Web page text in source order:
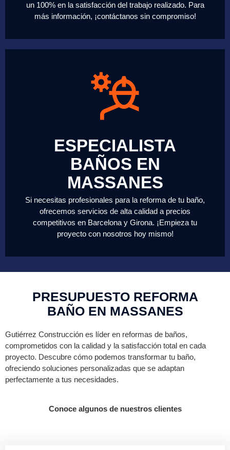
un 100% en la satisfacción del trabajo realizado. Para
más información, ¡contáctanos sin compromiso!
ESPECIALISTA
BAÑOS EN
MASSANES
Si necesitas profesionales para la reforma de tu baño,
ofrecemos servicios de alta calidad a precios
competitivos en Barcelona y Girona. ¡Empieza tu
proyecto con nosotros hoy mismo!
PRESUPUESTO REFORMA
BAÑO EN MASSANES
Gutiérrez Construcción es líder en reformas de baños,
comprometidos con la calidad y la satisfacción total en cada
proyecto. Descubre cómo podemos transformar tu baño,
ofreciendo soluciones personalizadas que se adaptan
perfectamente a tus necesidades.
Conoce algunos de nuestros clientes